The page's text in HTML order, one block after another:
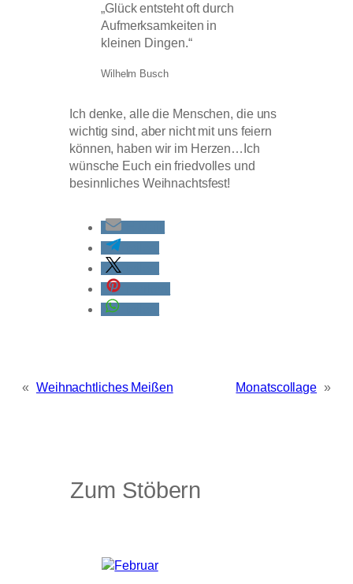
„Glück entsteht oft durch
Aufmerksamkeiten in
kleinen Dingen.“
Wilhelm Busch
Ich denke, alle die Menschen, die uns
wichtig sind, aber nicht mit uns feiern
können, haben wir im Herzen…Ich
wünsche Euch ein friedvolles und
besinnliches Weihnachtsfest!
« Weihnachtliches Meißen Monatscollage »
Zum Stöbern